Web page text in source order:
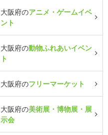
大阪府のアニメ・ゲームイベ
ント
大阪府の動物ふれあいイベン
ト
大阪府のフリーマーケット
大阪府の美術展・博物展・展
示会